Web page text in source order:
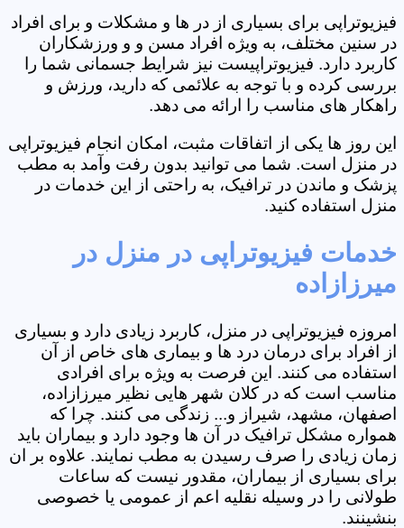
فیزیوتراپی برای بسیاری از در ها و مشکلات و برای افراد
در سنین مختلف، به ویژه افراد مسن و و ورزشکاران
کاربرد دارد. فیزیوتراپیست نیز شرایط جسمانی شما را
بررسی کرده و با توجه به علائمی که دارید، ورزش و
راهکار های مناسب را ارائه می دهد.
این روز ها یکی از اتفاقات مثبت، امکان انجام فیزیوتراپی
در منزل است. شما می توانید بدون رفت وآمد به مطب
پزشک و ماندن در ترافیک، به راحتی از این خدمات در
منزل استفاده کنید.
خدمات فیزیوتراپی در منزل در
میرزازاده
امروزه فیزیوتراپی در منزل، کاربرد زیادی دارد و بسیاری
از افراد برای درمان درد ها و بیماری های خاص از آن
استفاده می کنند. این فرصت به ویژه برای افرادی
مناسب است که در کلان شهر هایی نظیر میرزازاده،
اصفهان، مشهد، شیراز و... زندگی می کنند. چرا که
همواره مشکل ترافیک در آن ها وجود دارد و بیماران باید
زمان زیادی را صرف رسیدن به مطب نمایند. علاوه بر ان
برای بسیاری از بیماران، مقدور نیست که ساعات
طولانی را در وسیله نقلیه اعم از عمومی یا خصوصی
بنشینند.